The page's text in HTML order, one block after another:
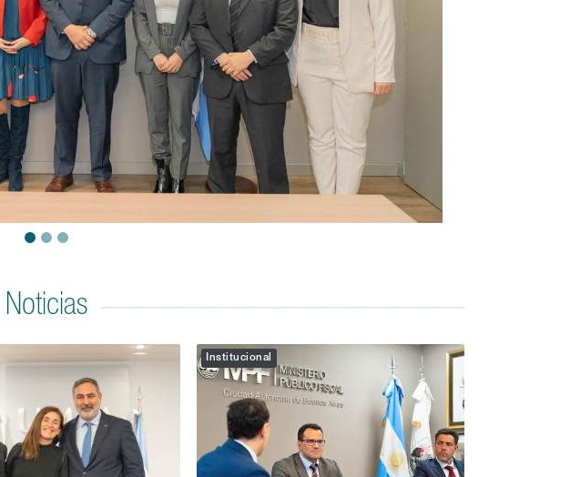
Noticias
Institucional